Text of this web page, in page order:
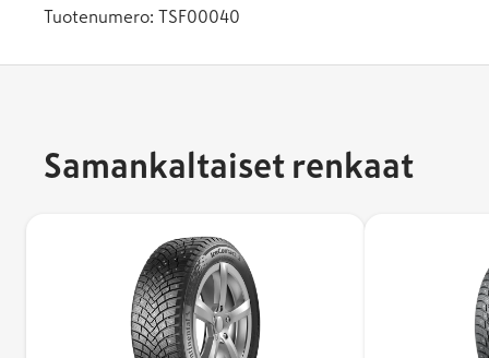
Tuotenumero: TSF00040
Samankaltaiset renkaat